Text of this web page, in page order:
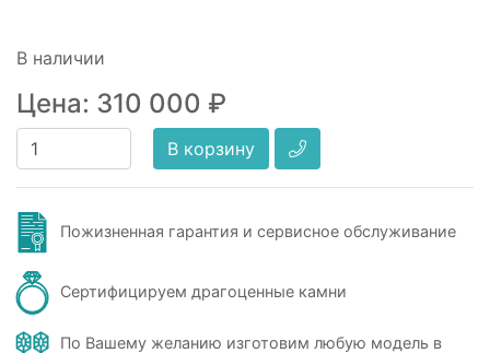
В наличии
Цена: 310 000 ₽
В корзину
Пожизненная гарантия и сервисное обслуживание
Сертифицируем драгоценные камни
По Вашему желанию изготовим любую модель в